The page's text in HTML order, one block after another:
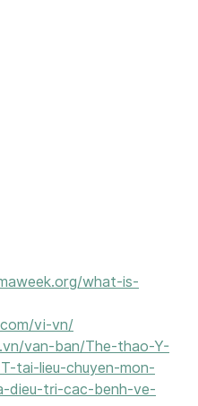
what-is-
vi-vn/
van-ban/The-thao-Y-
tai-lieu-chuyen-mon-
dieu-tri-cac-benh-ve-